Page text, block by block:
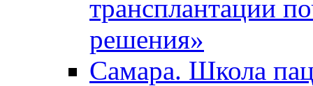
трансплантации
решения»
Самара. Школа